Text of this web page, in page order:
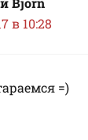
в 10:28
=)